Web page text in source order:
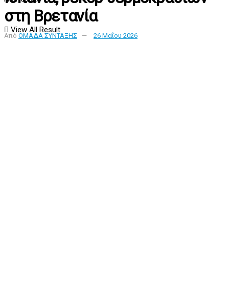
View All Result
στη Βρετανία
Από ΟΜΑΔΑ ΣΥΝΤΑΞΗΣ 26 Μαΐου 2026